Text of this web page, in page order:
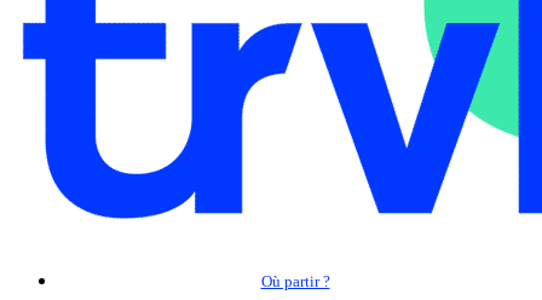
Où partir ?